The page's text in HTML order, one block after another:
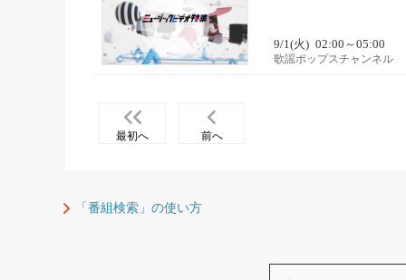
9/1(火) 02:00～05:00
歌謡ポップスチャンネル
最初へ 前へ
「番組検索」の使い方